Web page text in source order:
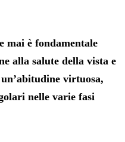
mai è fondamentale
alla salute della vista e
virtuosa,
nelle varie fasi